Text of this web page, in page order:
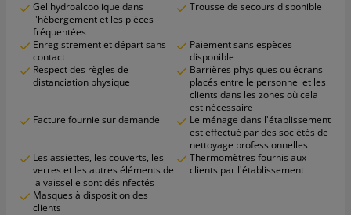
Gel hydroalcoolique dans
l'hébergement et les pièces
fréquentées
Trousse de secours disponible
Enregistrement et départ sans
contact
Paiement sans espèces
disponible
Respect des règles de
distanciation physique
Barrières physiques ou écrans
placés entre le personnel et les
clients dans les zones où cela
est nécessaire
Facture fournie sur demande
Le ménage dans l'établissement
est effectué par des sociétés de
nettoyage professionnelles
Les assiettes, les couverts, les
verres et les autres éléments de
la vaisselle sont désinfectés
Thermomètres fournis aux
clients par l'établissement
Masques à disposition des
clients